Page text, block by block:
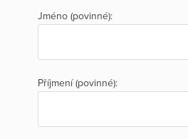
Jméno (povinné):
Příjmení (povinné):